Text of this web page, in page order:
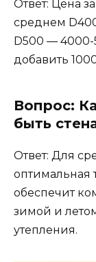
Ответ: Цена
среднем
D500 — 4000-
добавить
Вопрос:
быть
Ответ: Для
оптимальная
обеспечит
зимой и
утепления.